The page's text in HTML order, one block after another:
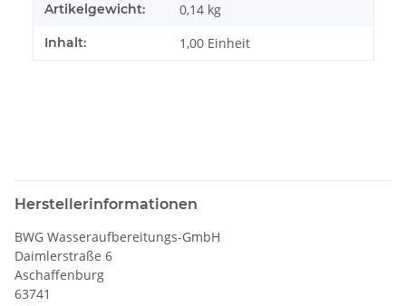
Artikelgewicht: 0,14 kg
Inhalt: 1,00 Einheit
Herstellerinformationen
BWG Wasseraufbereitungs-GmbH
Daimlerstraße 6
Aschaffenburg
63741